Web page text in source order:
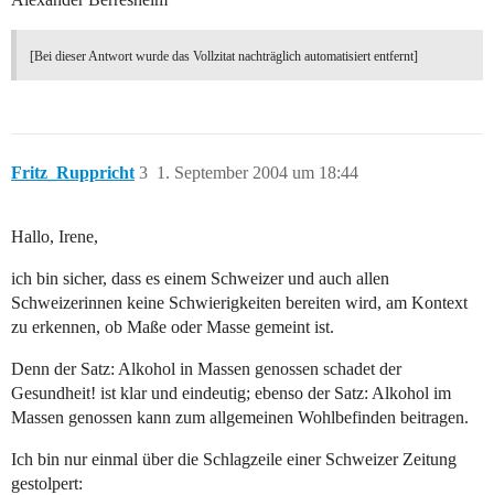
[Bei dieser Antwort wurde das Vollzitat nachträglich automatisiert entfernt]
Fritz_Ruppricht 1. September 2004 um 18:44
3
Hallo, Irene,
ich bin sicher, dass es einem Schweizer und auch allen
Schweizerinnen keine Schwierigkeiten bereiten wird, am Kontext
zu erkennen, ob Maße oder Masse gemeint ist.
Denn der Satz: Alkohol in Massen genossen schadet der
Gesundheit! ist klar und eindeutig; ebenso der Satz: Alkohol im
Massen genossen kann zum allgemeinen Wohlbefinden beitragen.
Ich bin nur einmal über die Schlagzeile einer Schweizer Zeitung
gestolpert: